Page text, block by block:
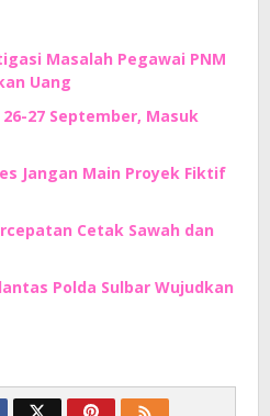
Masalah Pegawai PNM
Uang
27 September, Masuk
Jangan Main Proyek Fiktif
Cetak Sawah dan
Polda Sulbar Wujudkan